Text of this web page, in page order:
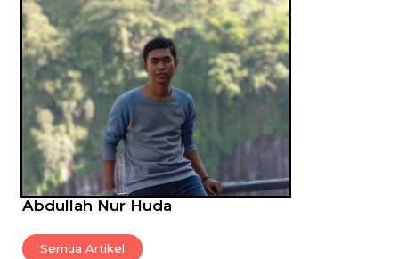
Abdullah Nur Huda
Semua Artikel